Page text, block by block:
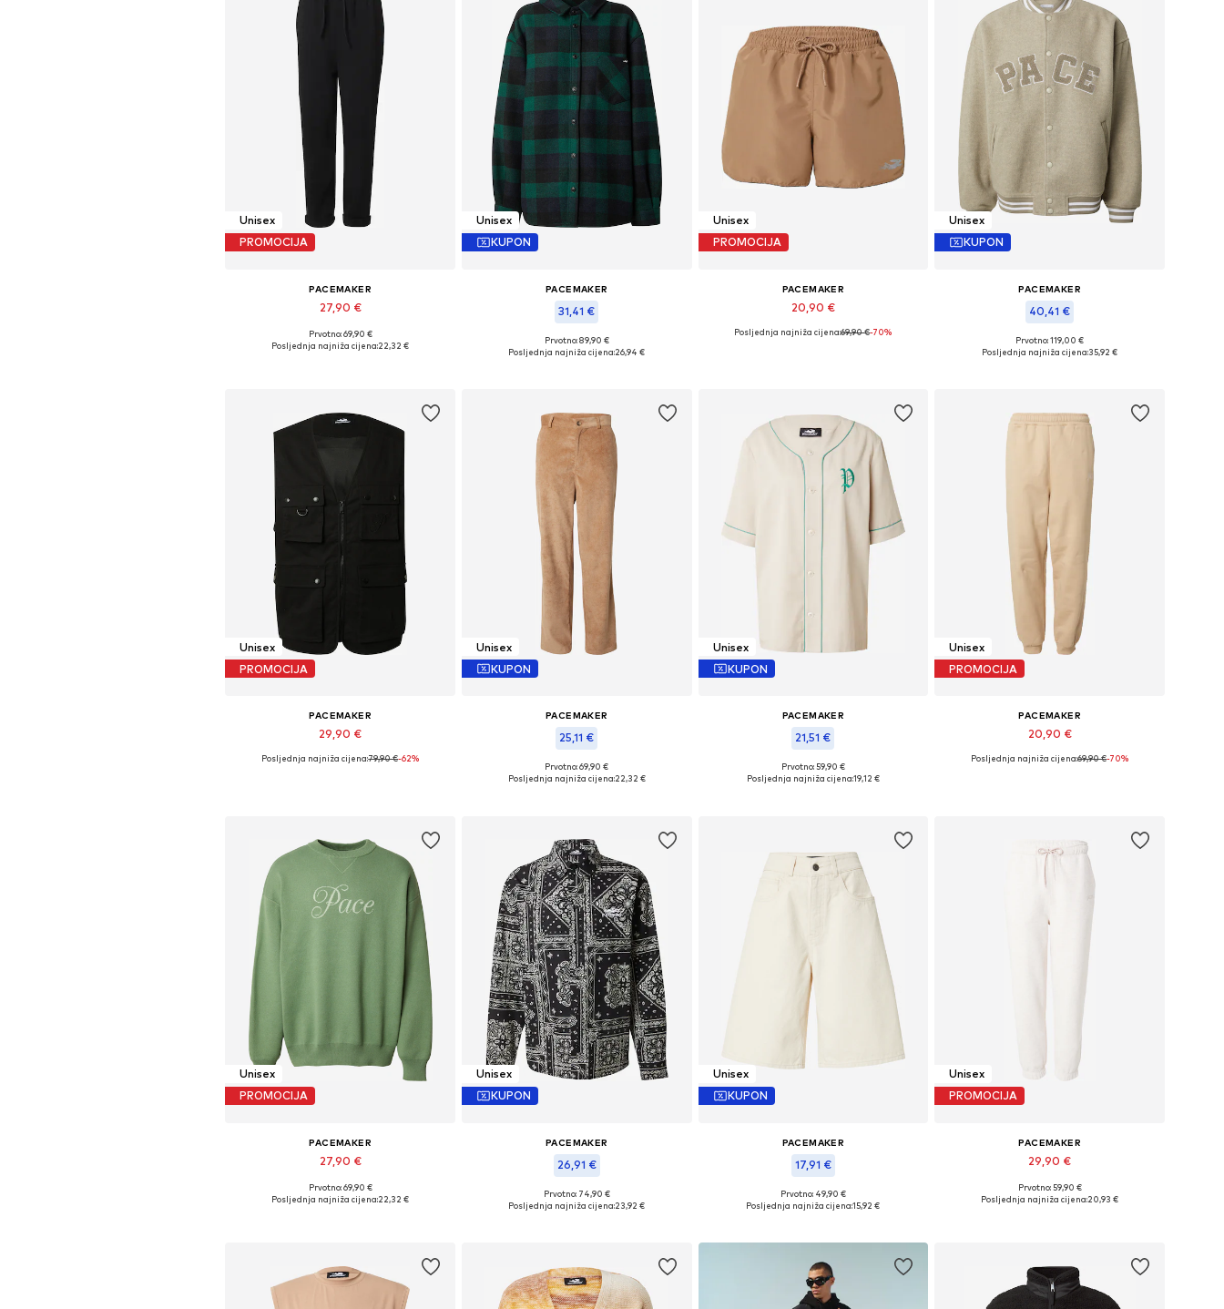
Unisex
PROMOCIJA
PACEMAKER
27,90 €
Dostupne veličine: 36, 38
Prvotno: 69,90 €
Posljednja najniža cijena:22,32 €
Unisex
KUPON
PACEMAKER
31,41 €
Dostupne veličine: L, XL, XXL
Prvotno: 89,90 €
Posljednja najniža cijena:26,94 €
Unisex
PROMOCIJA
PACEMAKER
20,90 €
Dostupne veličine: L, XL, XXL, XXXL
Posljednja najniža cijena:69,90 €-70%
Unisex
KUPON
PACEMAKER
40,41 €
Dostupne veličine: L, XL, XXL
Prvotno: 119,00 €
Posljednja najniža cijena:35,92 €
Unisex
PROMOCIJA
PACEMAKER
29,90 €
Dostupne veličine: L, XL, XXL
Posljednja najniža cijena:79,90 €-62%
Unisex
KUPON
PACEMAKER
25,11 €
Dostupne veličine: 40, 42, 44, 46
Prvotno: 69,90 €
Posljednja najniža cijena:22,32 €
Unisex
KUPON
PACEMAKER
21,51 €
Dostupne veličine: L, XL
Prvotno: 59,90 €
Posljednja najniža cijena:19,12 €
Unisex
PROMOCIJA
PACEMAKER
20,90 €
Dostupne veličine: 40, 42
Posljednja najniža cijena:69,90 €-70%
Unisex
PROMOCIJA
PACEMAKER
27,90 €
Dostupne veličine: L, XL, XXL
Prvotno: 69,90 €
Posljednja najniža cijena:22,32 €
Unisex
KUPON
PACEMAKER
26,91 €
Dostupne veličine: L, XL, XXL
Prvotno: 74,90 €
Posljednja najniža cijena:23,92 €
Unisex
KUPON
PACEMAKER
17,91 €
Dostupne veličine: 32, 33, 34, 36
Prvotno: 49,90 €
Posljednja najniža cijena:15,92 €
Unisex
PROMOCIJA
PACEMAKER
29,90 €
Dostupne veličine: 42, 44
Prvotno: 59,90 €
Posljednja najniža cijena:20,93 €